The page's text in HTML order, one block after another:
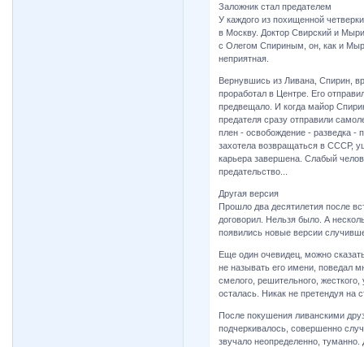
Заложник стал предателем
У каждого из похищенной
в Москву. Доктор Свирский и
с Олегом Спириным, он, как и
неприятная.
Вернувшись из Ливана, Спирин,
проработал в Центре. Его
предвещало. И когда майор
предателя сразу отправили
плен - освобождение - разведка
захотела возвращаться в СССР,
карьера завершена. Слабый
предательство...
Другая версия
Прошло два десятилетия после
договорил. Нельзя было. А
появились новые версии
Еще один очевидец, можно
не называть его имени, поведал
смелого, решительного,
осталась. Никак не претендуя на
После покушения ливанскими
подчеркивалось, совершенно
звучало неопределенно, туманно.